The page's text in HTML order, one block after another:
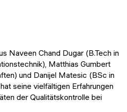
Naveen Chand Dugar (B.Tech in
Matthias Gumbert
und Danijel Matesic (BSc in
seine vielfältigen Erfahrungen
der Qualitätskontrolle bei